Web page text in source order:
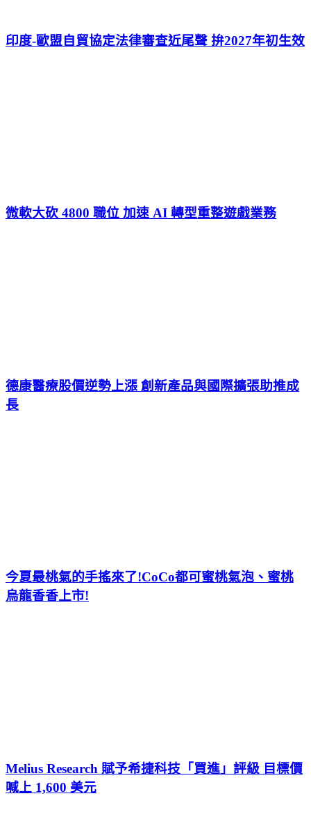
印度-歐盟自貿協定法律審查近尾聲 拚2027年初生效
微軟大砍 4800 職位 加速 AI 轉型重整遊戲業務
德康醫療股價逆勢上漲 創新產品與國際擴張助推成
長
今夏最桃氣的手搖來了!CoCo都可蜜桃氣泡、蜜桃
烏龍香香上市!
Melius Research 賦予希捷科技「買進」評級 目標價
喊上 1,600 美元